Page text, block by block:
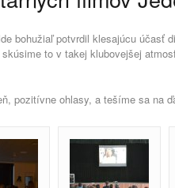
bohužiaľ potvrdil klesajúcu účasť
to v takej klubovejšej
pozitívne ohlasy, a tešíme sa na